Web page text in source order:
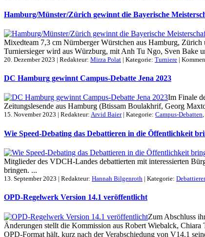
Hamburg/Münster/Zürich gewinnt die Bayerische
Mixedteam 7,3 cm Nürnberger Würstchen aus Hamburg,
Turniersieger wird aus Würzburg, mit Anh Tu Ngo, Sven Bake
20. Dezember 2023 | Redakteur: Mirza Polat | Kategorie: Turniere |
DC Hamburg gewinnt Campus-Debatte Jena 2023
Im Finale
Zeitungslesende aus Hamburg (Btissam Boulakhrif, Georg
15. November 2023 | Redakteur: Arvid Baier| Kategorie: Campus-Debatten,
Wie Speed-Debating das Debattieren in die Öffentlichkeit
Mitglieder des VDCH-Landes debattierten mit interessierten
bringen. ...
13. September 2023 | Redakteur: Hannah Bilgenroth | Kategorie:
OPD-Regelwerk Version 14.1 veröffentlicht
Zum Abschluss
Änderungen stellt die Kommission aus Robert Wiebalck,
OPD-Format hält, kurz nach der Verabschiedung von V14.1